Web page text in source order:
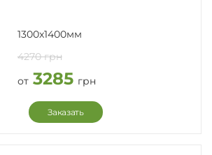
1300x1400мм
4270 грн
от 3285 грн
Заказать